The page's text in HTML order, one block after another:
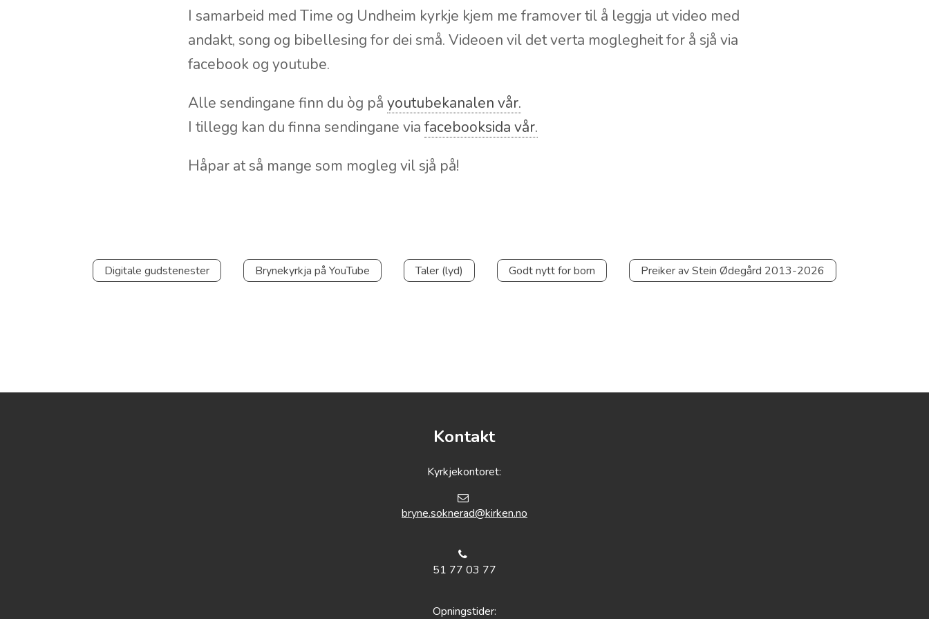
I samarbeid med Time og Undheim kyrkje kjem me framover til å leggja ut video med
andakt, song og bibellesing for dei små. Videoen vil det verta moglegheit for å sjå via
facebook og youtube.
Alle sendingane finn du òg på youtubekanalen vår.
I tillegg kan du finna sendingane via facebooksida vår.
Håpar at så mange som mogleg vil sjå på!
Digitale gudstenester Brynekyrkja på YouTube Taler (lyd) Godt nytt for born Preiker av Stein Ødegård 2013-2026
Kontakt
Kyrkjekontoret:
bryne.soknerad@kirken.no
51 77 03 77
Opningstider: